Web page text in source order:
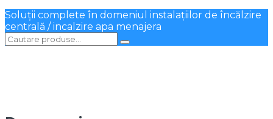
Soluții complete în domeniul instalațiilor de încălzire
centrală / incalzire apa menajera